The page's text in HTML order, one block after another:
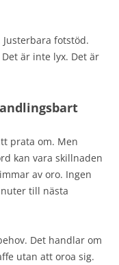
fotstöd.
är inte lyx. Det är
prata om. Men
kan vara skillnaden
av oro. Ingen
till nästa
Det handlar om
utan att oroa sig.